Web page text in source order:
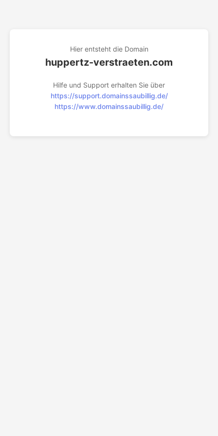
Hier entsteht die Domain
huppertz-verstraeten.com
Hilfe und Support erhalten Sie über
https://support.domainssaubillig.de/
https://www.domainssaubillig.de/